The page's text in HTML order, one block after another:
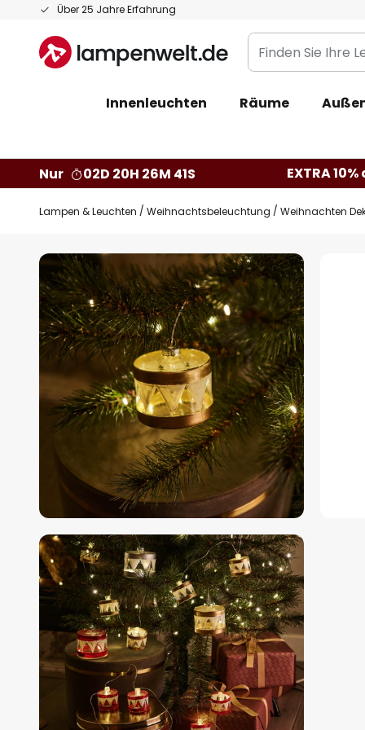
Über 25 Jahre Erfahrung
Zum
springen
Finden
Sie
Leuchte...
Innenleuchten Räume
Nur
02D 20H 26M 41S EXTRA
Lampen & Leuchten Weihnachtsbeleuchtung Weihnachten
Zum
Ende
der
Bildgalerie
springen